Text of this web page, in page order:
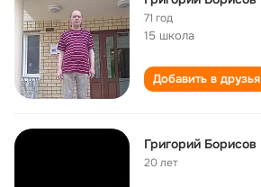
71 год
15 школа
Добавить в друзья
Григорий Борисов
20 лет